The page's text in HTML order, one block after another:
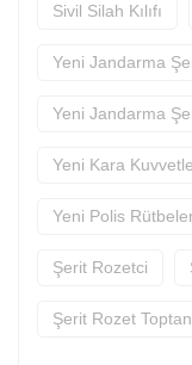
Sivil Silah Kılıfı
Yeni Jandarma
Yeni Jandarma
Yeni Kara
Yeni Polis
Şerit Rozetci
Şerit Rozet Toptan